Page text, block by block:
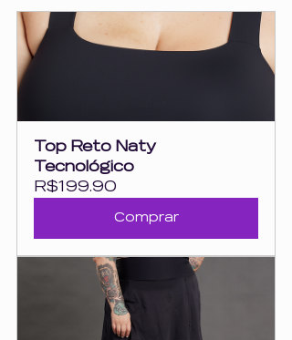
Top Reto Naty
Tecnológico
R$199.90
Comprar